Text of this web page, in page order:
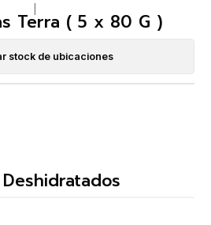
Terra ( 5 x 80 G )
stock de ubicaciones